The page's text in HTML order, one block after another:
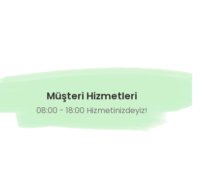
Müşteri Hizmetleri
08:00 - 18:00 Hizmetinizdeyiz!